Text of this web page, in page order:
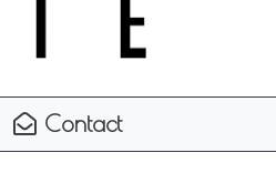
Contact